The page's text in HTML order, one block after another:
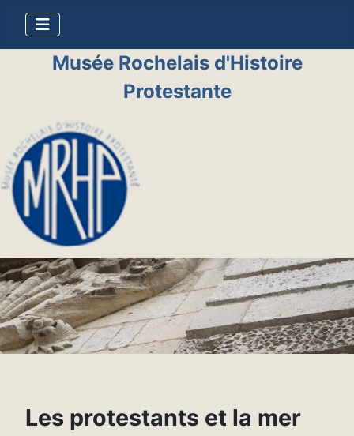
Musée Rochelais d'Histoire
Protestante
Les protestants et la mer